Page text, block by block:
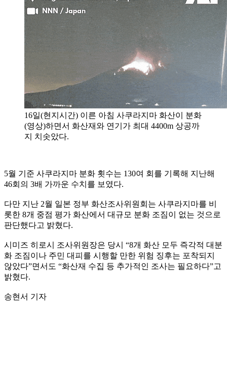
16일(현지시간) 이른 아침 사쿠라지마 화산이 분화
(영상)하면서 화산재와 연기가 최대 4400m 상공까
지 치솟았다.
5월 기준 사쿠라지마 분화 횟수는 130여 회를 기록해 지난해
46회의 3배 가까운 수치를 보였다.
다만 지난 2월 일본 정부 화산조사위원회는 사쿠라지마를 비
롯한 8개 중점 평가 화산에서 대규모 분화 조짐이 없는 것으로
판단했다고 밝혔다.
시미즈 히로시 조사위원장은 당시 “8개 화산 모두 즉각적 대분
화 조짐이나 주민 대피를 시행할 만한 위험 징후는 포착되지
않았다”면서도 “화산재 수집 등 추가적인 조사는 필요하다”고
밝혔다.
송현서 기자